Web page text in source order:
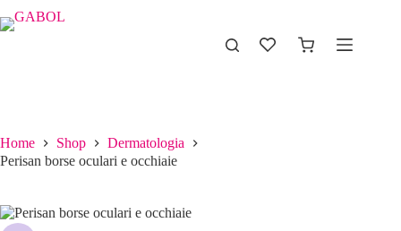
Home Shop
Dermatologia
Perisan borse oculari e occhiaie